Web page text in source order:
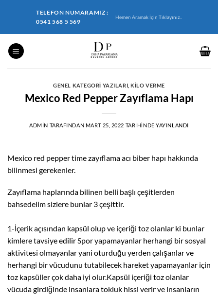
TELEFON NUMARAMIZ :
0541 568 5 569
Hemen Aramak İçin Tıklayınız..
GENEL KATEGORI YAZILARI ,KILO VERME
Mexico Red Pepper Zayıflama Hapı
ADMIN TARAFINDAN MART 25, 2022 TARIHINDE YAYINLANDI
Mexico red pepper time zayıflama acı biber hapı hakkında
bilinmesi gerekenler.
Zayıflama haplarında bilinen belli başlı çeşitlerden
bahsedelim sizlere bunlar 3 çeşittir.
1-İçerik açısından kapsül olup ve içeriği toz olanlar ki bunlar
kimlere tavsiye edilir Spor yapamayanlar herhangi bir sosyal
aktivitesi olmayanlar yani oturduğu yerden çalışanlar ve
herhangi bir vücudunu tutabilecek hareket yapamayanlar için
toz kapsüller çok daha iyi olur.Kapsül içeriği toz olanlar
vücuda girdiğinde insanlara tokluk hissi verir ve insanların